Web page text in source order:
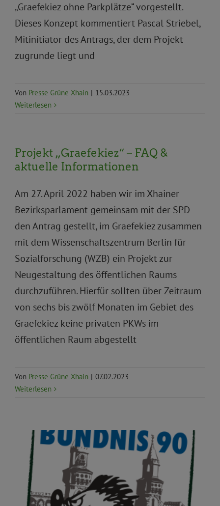
„Graefekiez ohne Parkplätze“ vorgestellt.
Dieses Konzept kommentiert Pascal Striebel,
Mitinitiator des Antrags, der dem Projekt
zugrunde liegt und
Von Presse Grüne Xhain | 15.03.2023
Weiterlesen
Projekt „Graefekiez“ – FAQ &
aktuelle Informationen
Am 27. April 2022 haben wir im Xhainer
Bezirksparlament gemeinsam mit der SPD
den Antrag gestellt, im Graefekiez zusammen
mit dem Wissenschaftszentrum Berlin für
Sozialforschung (WZB) ein Projekt zur
Neugestaltung des öffentlichen Raums
durchzuführen. Hierfür sollten über Zeitraum
von sechs bis zwölf Monaten im Gebiet des
Graefekiez keine privaten PKWs im
öffentlichen Raum abgestellt
Von Presse Grüne Xhain | 07.02.2023
Weiterlesen
Aktuelles Allgemein Pressemitteilungen